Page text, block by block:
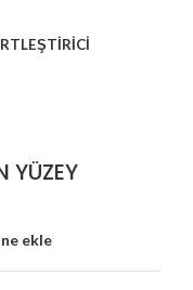
YÜZEY
ekle